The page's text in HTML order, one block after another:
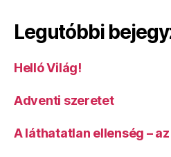
Legutóbbi
Helló Világ!
Adventi szeretet
A láthatatlan ellenség –